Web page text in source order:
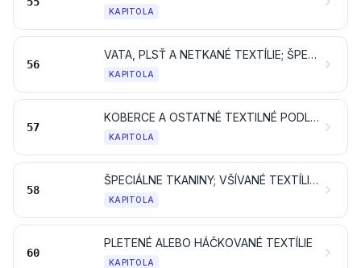
KAPITOLA
56
VATA, PLSŤ A NETKANÉ TEXTÍLIE; ŠPECIÁLNE PRIADZE; MOTÚZY, ŠNÚRY, POVRAZY A LANÁ A VÝROBKY Z NICH
KAPITOLA
57
KOBERCE A OSTATNÉ TEXTILNÉ PODLAHOVÉ KRYTINY
KAPITOLA
58
ŠPECIÁLNE TKANINY; VŠÍVANÉ TEXTÍLIE; ČIPKY; TAPISÉRIE; PRAMIKÁRSKE VÝROBKY; VÝŠIVKY
KAPITOLA
60
PLETENÉ ALEBO HÁČKOVANÉ TEXTÍLIE
KAPITOLA